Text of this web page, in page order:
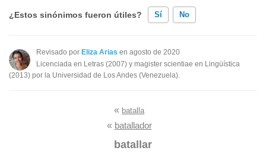
¿Estos sinónimos fueron útiles? Sí No
Existen sinónimos incorrectos
Ninguno de los sinónimos presentados me ayudó
Revisado por Eliza Arias en agosto de 2020
Licenciada en Letras (2007) y magister scientiae en Lingüística
(2013) por la Universidad de Los Andes (Venezuela).
« batalla
« batallador
batallar